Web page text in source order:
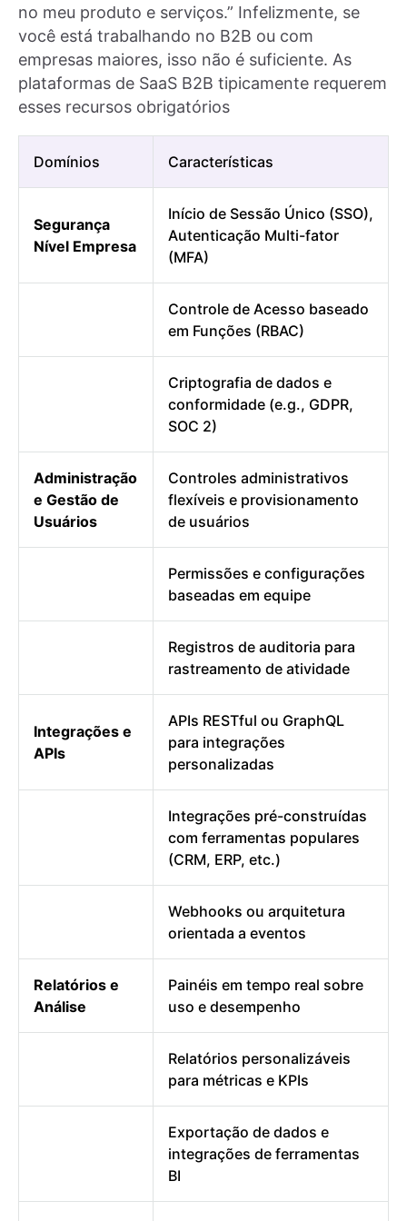
no meu produto e serviços.” Infelizmente, se
você está trabalhando no B2B ou com
empresas maiores, isso não é suficiente. As
plataformas de SaaS B2B tipicamente requerem
esses recursos obrigatórios
Domínios Características
Segurança
Nível Empresa
Início de Sessão Único (SSO),
Autenticação Multi-fator
(MFA)
Controle de Acesso baseado
em Funções (RBAC)
Criptografia de dados e
conformidade (e.g., GDPR,
SOC 2)
Administração
e Gestão de
Usuários
Controles administrativos
flexíveis e provisionamento
de usuários
Permissões e configurações
baseadas em equipe
Registros de auditoria para
rastreamento de atividade
Integrações e
APIs
APIs RESTful ou GraphQL
para integrações
personalizadas
Integrações pré-construídas
com ferramentas populares
(CRM, ERP, etc.)
Webhooks ou arquitetura
orientada a eventos
Relatórios e
Análise
Painéis em tempo real sobre
uso e desempenho
Relatórios personalizáveis
para métricas e KPIs
Exportação de dados e
integrações de ferramentas
BI